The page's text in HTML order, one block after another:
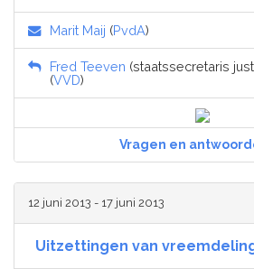
Marit Maij (PvdA)
Fred Teeven (staatssecretaris
(VVD)
Vragen en
12 juni 2013 - 17 juni 2013
Uitzettingen van